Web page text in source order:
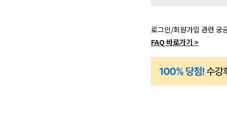
로그인/회원가입 관련 궁
FAQ 바로가기 >